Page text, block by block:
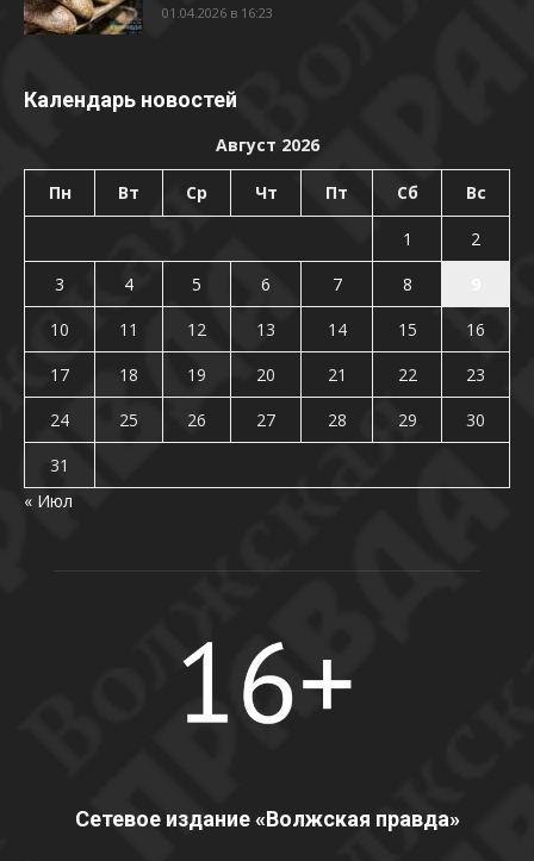
01.04.2026 в 16:23
Календарь новостей
Август 2026
Пн Вт Ср Чт Пт Сб Вс
1
2
3
4 5 6 7 8
10
11 12 13 14 15
16
17
18 19 20 21 22
23
24
25 26 27 28 29
30
31
« Июл
Сетевое издание «Волжская правда»